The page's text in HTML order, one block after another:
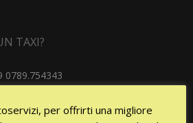
TAXI?
per offrirti una migliore